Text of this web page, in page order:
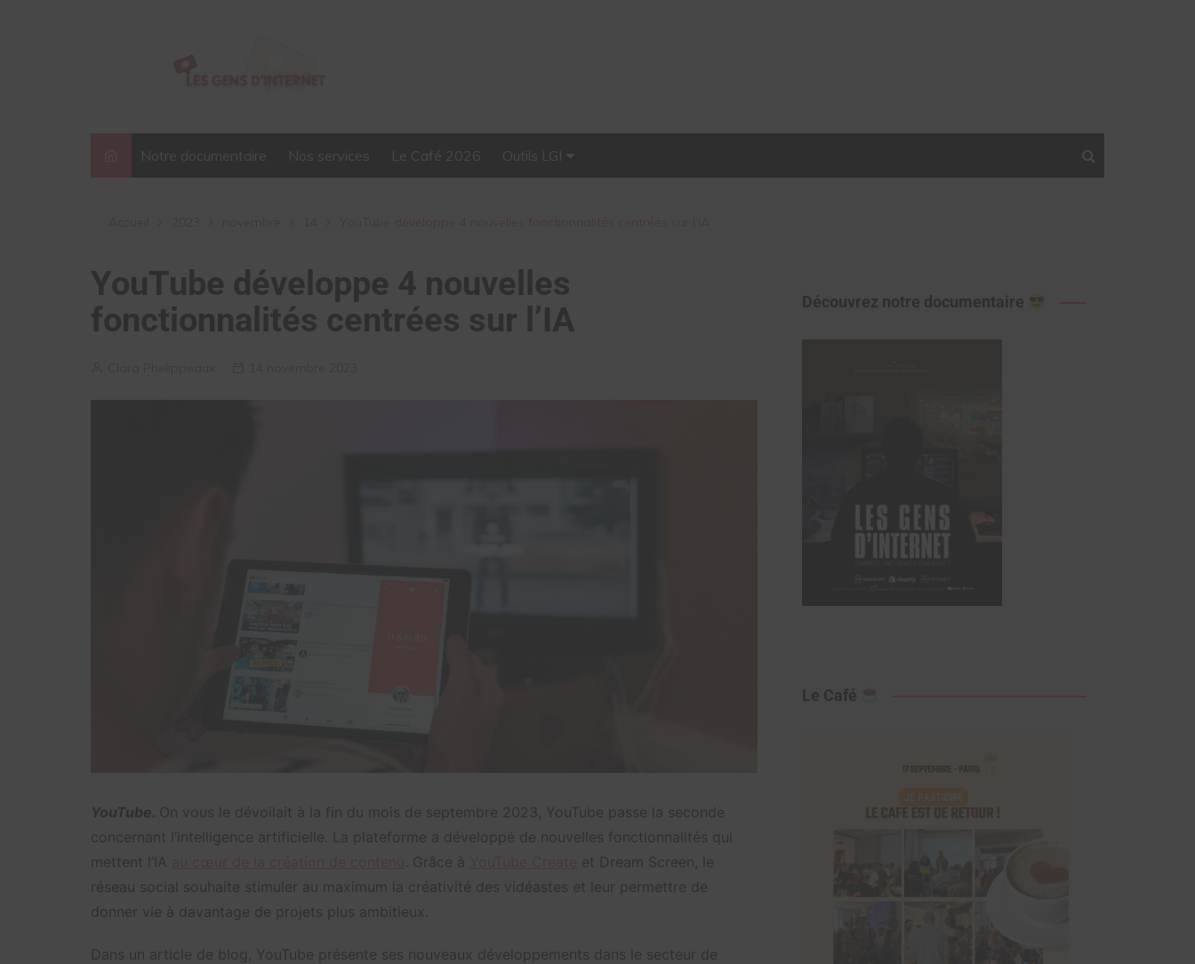
Notre documentaire Nos services Le Café 2026 Outils LGI
YouTube développe 4 nouvelles
fonctionnalités centrées sur l’IA
YouTube. On vous le dévoilait à la fin du mois de septembre 2023, YouTube passe la seconde
concernant l’intelligence artificielle. La plateforme a développé de nouvelles fonctionnalités qui
mettent l’IA
. Grâce à
et Dream Screen, le
réseau social souhaite stimuler au maximum la créativité des vidéastes et leur permettre de
donner vie à davantage de projets plus ambitieux.
Dans un article de blog, YouTube présente ses nouveaux développements dans le secteur de
Découvrez notre documentaire
Le Café